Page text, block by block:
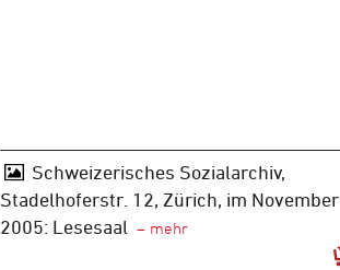
Schweizerisches Sozialarchiv,
Stadelhoferstr. 12, Zürich, im November
2005: Lesesaal